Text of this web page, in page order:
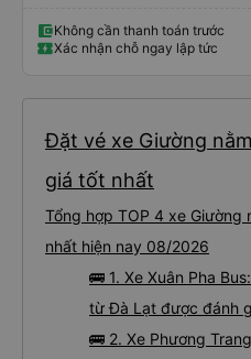
người bị say sóng thì ngta sẽ vô cùng
câu cuối là mìh rất hài lòng với nhà
bị say sóng đâu nhé 😆
Không cần thanh toán trước
Xác nhận chỗ ngay lập tức
Đặt vé xe Giường
giá tốt nhất
Tổng hợp TOP 4 xe
nhất hiện nay 08/2026
🚌 1. Xe Xuân Pha
từ Đà Lạt được đánh
🚌 2. Xe Phương